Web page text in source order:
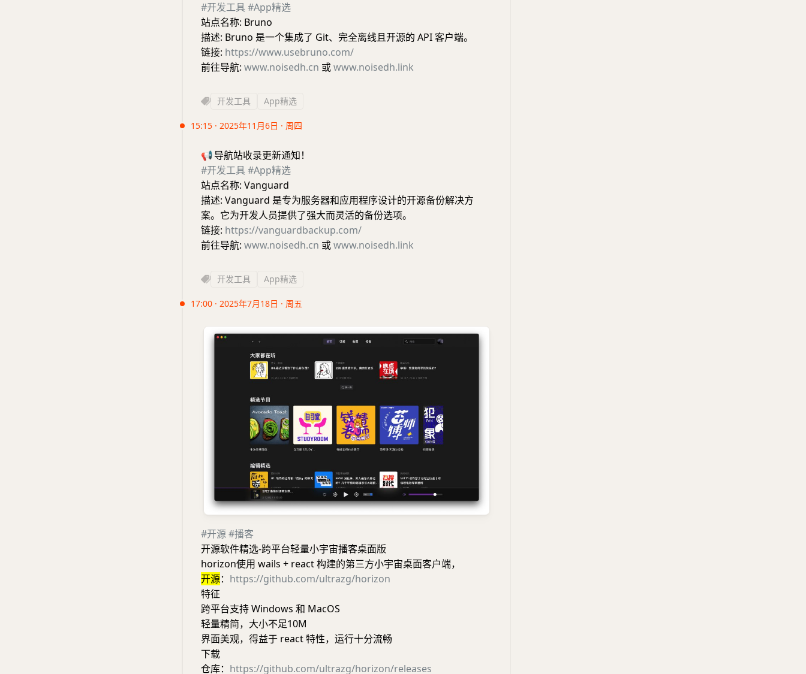
#开发工具#App精选
站点名称: Bruno
描述: Bruno 是一个集成了 Git、完全离线且开源的 API 客户端。
链接: https://www.usebruno.com/
前往导航: www.noisedh.cn 或www.noisedh.link
开发工具 App精选
15:15 · 2025年11月6日 · 周四
📢导航站收录更新通知！
#开发工具#App精选
站点名称: Vanguard
描述: Vanguard 是专为服务器和应用程序设计的开源备份解决方
案。它为开发人员提供了强大而灵活的备份选项。
链接: https://vanguardbackup.com/
前往导航: www.noisedh.cn 或www.noisedh.link
开发工具 App精选
17:00 · 2025年7月18日 · 周五
#开源#播客
开源软件精选-跨平台轻量小宇宙播客桌面版
horizon使用 wails + react 构建的第三方小宇宙桌面客户端，
开源： https://github.com/ultrazg/horizon
特征
跨平台支持 Windows 和 MacOS
轻量精简，大小不足10M
界面美观，得益于 react 特性，运行十分流畅
下载
仓库： https://github.com/ultrazg/horizon/releases